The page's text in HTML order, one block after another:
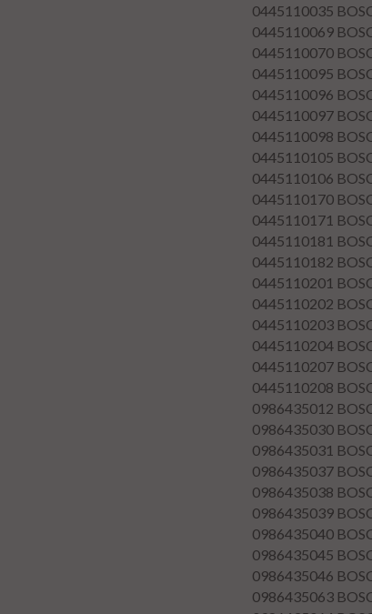
0445110035
0445110069
0445110070
0445110095
0445110096
0445110097
0445110098
0445110105
0445110106
0445110170
0445110171
0445110181
0445110182
0445110201
0445110202
0445110203
0445110204
0445110207
0445110208
0986435012
0986435030
0986435031
0986435037
0986435038
0986435039
0986435040
0986435045
0986435046
0986435063